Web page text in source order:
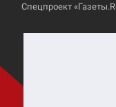
Спецпроект